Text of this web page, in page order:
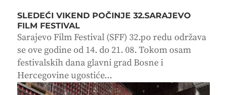
SLEDEĆI VIKEND POČINJE 32.SARAJEVO
FILM FESTIVAL
Sarajevo Film Festival (SFF) 32.po redu održava
se ove godine od 14. do 21. 08. Tokom osam
festivalskih dana glavni grad Bosne i
Hercegovine ugostiće...